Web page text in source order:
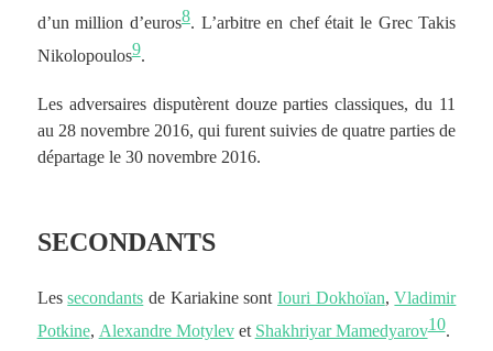
d’un million d’euros8. L’arbitre en chef était le Grec Takis
Nikolopoulos9.
Les adversaires disputèrent douze parties classiques, du 11
au 28 novembre 2016, qui furent suivies de quatre parties de
départage le 30 novembre 2016.
SECONDANTS
Lessecondants de Kariakine sontIouri Dokhoïan,Vladimir
Potkine, Alexandre Motylevet Shakhriyar Mamedyarov10.